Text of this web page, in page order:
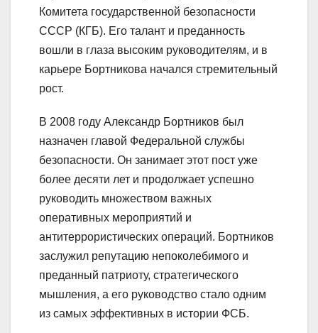
Комитета государственной безопасности
СССР (КГБ). Его талант и преданность
вошли в глаза высоким руководителям, и в
карьере Бортникова начался стремительный
рост.
В 2008 году Александр Бортников был
назначен главой Федеральной службы
безопасности. Он занимает этот пост уже
более десяти лет и продолжает успешно
руководить множеством важных
оперативных мероприятий и
антитеррористических операций. Бортников
заслужил репутацию непоколебимого и
преданный патриоту, стратегического
мышления, а его руководство стало одним
из самых эффективных в истории ФСБ.